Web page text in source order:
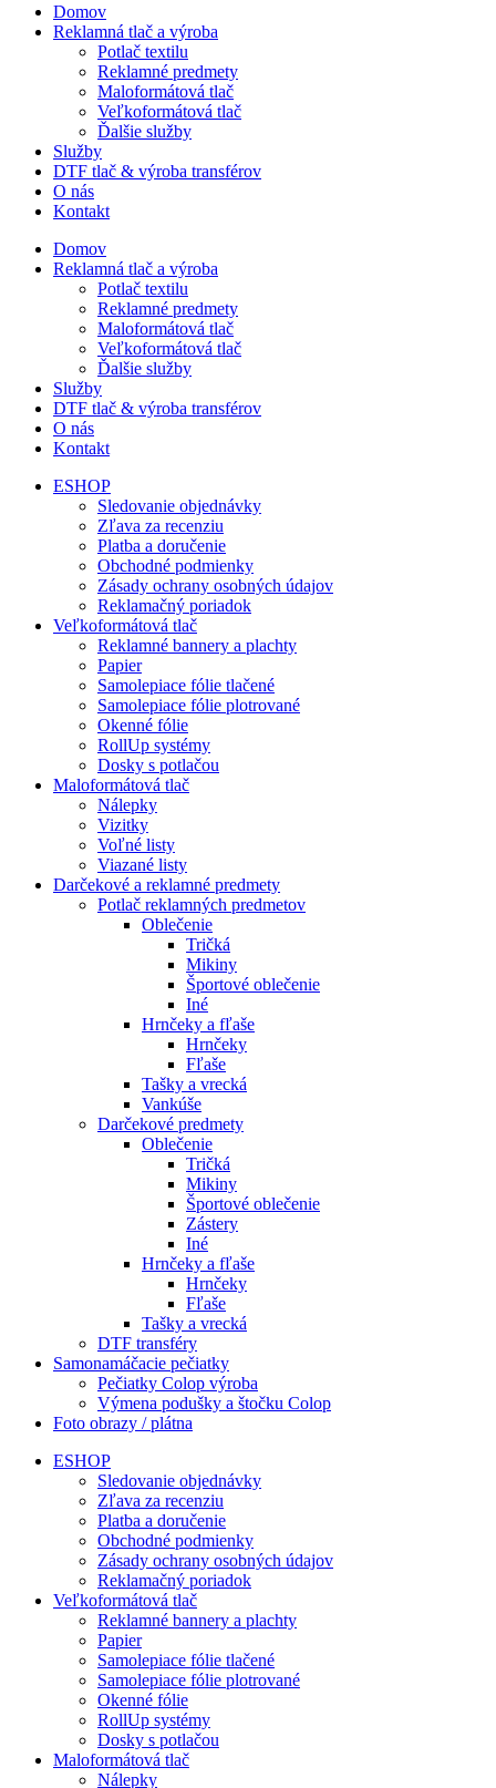
Domov
Reklamná tlač a výroba
Potlač textilu
Reklamné predmety
Maloformátová tlač
Veľkoformátová tlač
Ďalšie služby
Služby
DTF tlač & výroba transférov
O nás
Kontakt
Domov
Reklamná tlač a výroba
Potlač textilu
Reklamné predmety
Maloformátová tlač
Veľkoformátová tlač
Ďalšie služby
Služby
DTF tlač & výroba transférov
O nás
Kontakt
ESHOP
Sledovanie objednávky
Zľava za recenziu
Platba a doručenie
Obchodné podmienky
Zásady ochrany osobných údajov
Reklamačný poriadok
Veľkoformátová tlač
Reklamné bannery a plachty
Papier
Samolepiace fólie tlačené
Samolepiace fólie plotrované
Okenné fólie
RollUp systémy
Dosky s potlačou
Maloformátová tlač
Nálepky
Vizitky
Voľné listy
Viazané listy
Darčekové a reklamné predmety
Potlač reklamných predmetov
Oblečenie
Tričká
Mikiny
Športové oblečenie
Iné
Hrnčeky a fľaše
Hrnčeky
Fľaše
Tašky a vrecká
Vankúše
Darčekové predmety
Oblečenie
Tričká
Mikiny
Športové oblečenie
Zástery
Iné
Hrnčeky a fľaše
Hrnčeky
Fľaše
Tašky a vrecká
DTF transféry
Samonamáčacie pečiatky
Pečiatky Colop výroba
Výmena podušky a štočku Colop
Foto obrazy / plátna
ESHOP
Sledovanie objednávky
Zľava za recenziu
Platba a doručenie
Obchodné podmienky
Zásady ochrany osobných údajov
Reklamačný poriadok
Veľkoformátová tlač
Reklamné bannery a plachty
Papier
Samolepiace fólie tlačené
Samolepiace fólie plotrované
Okenné fólie
RollUp systémy
Dosky s potlačou
Maloformátová tlač
Nálepky